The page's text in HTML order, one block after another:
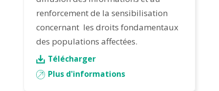
renforcement de la sensibilisation
concernant les droits fondamentaux
des populations affectées.
Télécharger
Plus d'informations